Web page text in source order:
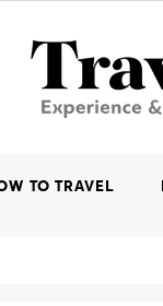
TO TRAVEL